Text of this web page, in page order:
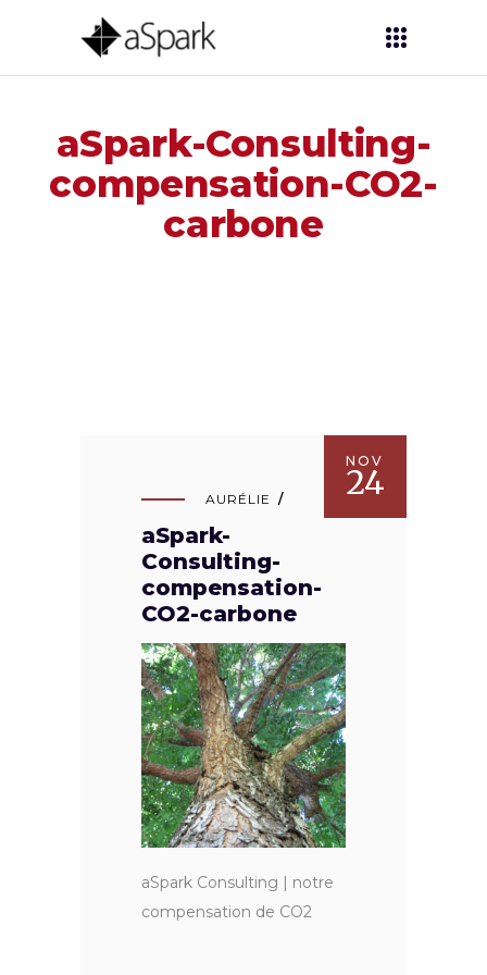
aSpark-Consulting-
compensation-CO2-
carbone
NOV
24
AURÉLIE
aSpark-
Consulting-
compensation-
CO2-carbone
aSpark Consulting | notre
compensation de CO2